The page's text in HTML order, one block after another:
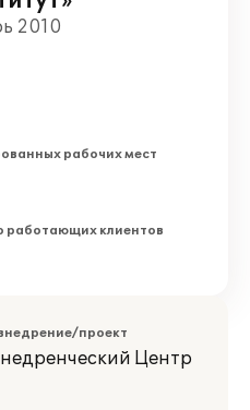
2010
рабочих мест
работающих клиентов
проект
Центр